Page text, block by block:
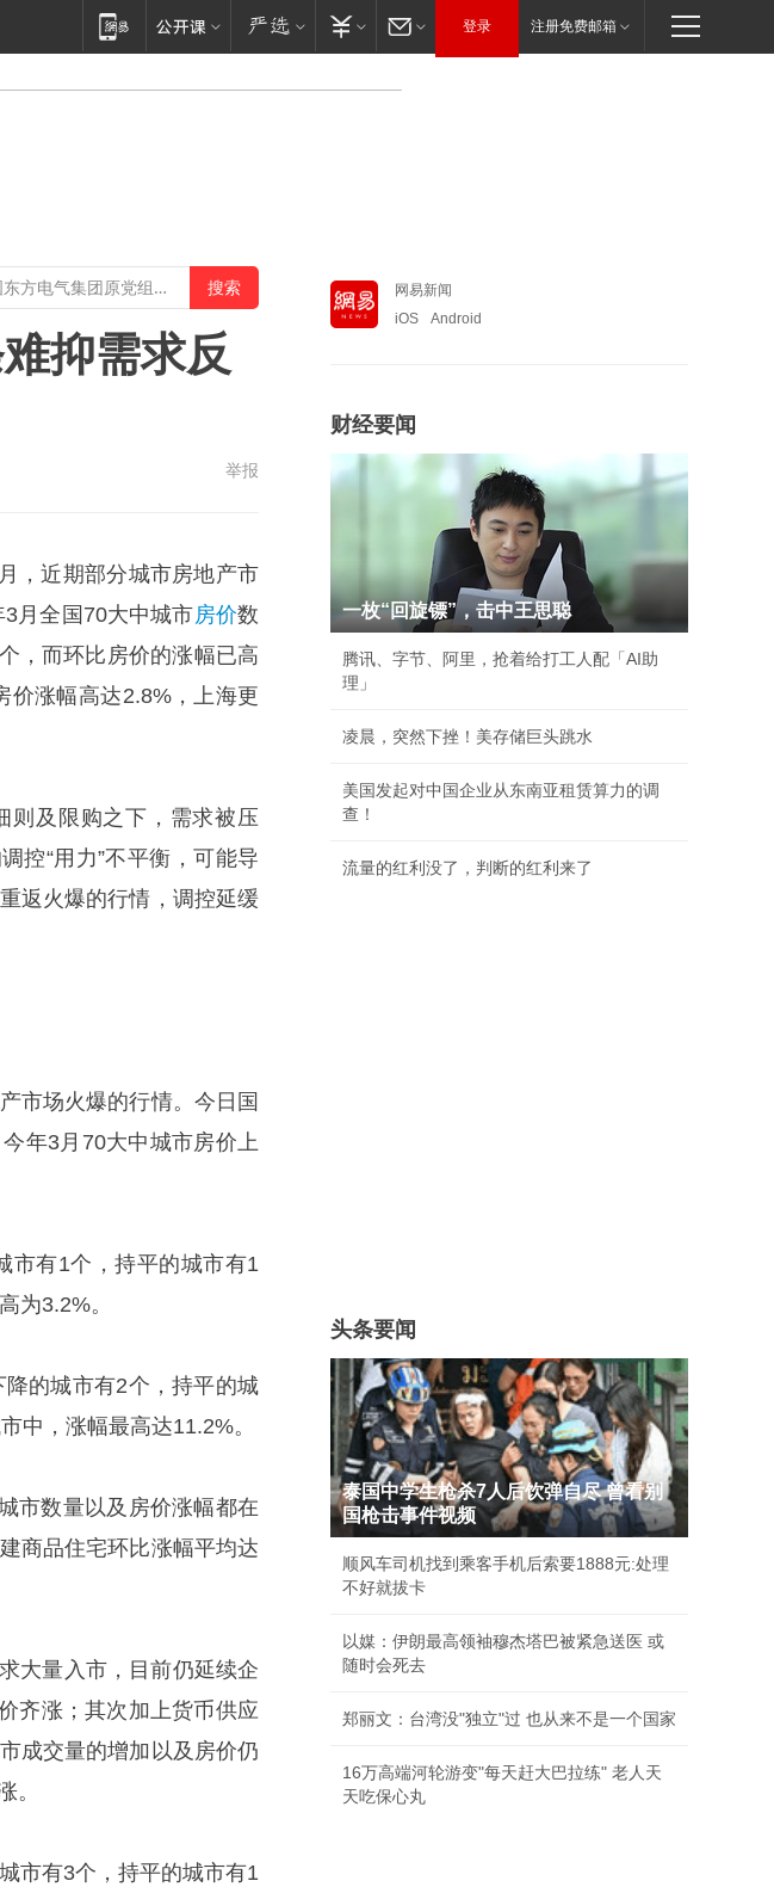
登录 注册免费邮箱
抑需求反
举报
，近期部分城市房地产市
月全国70大中城市房价数
，而环比房价的涨幅已高
价涨幅高达2.8%，上海更
则及限购之下，需求被压
控“用力”不平衡，可能导
返火爆的行情，调控延缓
市场火爆的行情。今日国
年3月70大中城市房价上
市有1个，持平的城市有1
为3.2%。
的城市有2个，持平的城
中，涨幅最高达11.2%。
市数量以及房价涨幅都在
商品住宅环比涨幅平均达
大量入市，目前仍延续企
齐涨；其次加上货币供应
成交量的增加以及房价仍
。
市有3个，持平的城市有1
网易新闻
iOS
Android
财经要闻
一枚“回旋镖”，击中王思聪
腾讯、字节、阿里，抢着给打工人配「AI助
理」
凌晨，突然下挫！美存储巨头跳水
美国发起对中国企业从东南亚租赁算力的调
查！
流量的红利没了，判断的红利来了
头条要闻
泰国中学生枪杀7人后饮弹自尽 曾看别
国枪击事件视频
顺风车司机找到乘客手机后索要1888元:处理
不好就拔卡
以媒：伊朗最高领袖穆杰塔巴被紧急送医 或
随时会死去
郑丽文：台湾没"独立"过 也从来不是一个国家
16万高端河轮游变"每天赶大巴拉练" 老人天
天吃保心丸